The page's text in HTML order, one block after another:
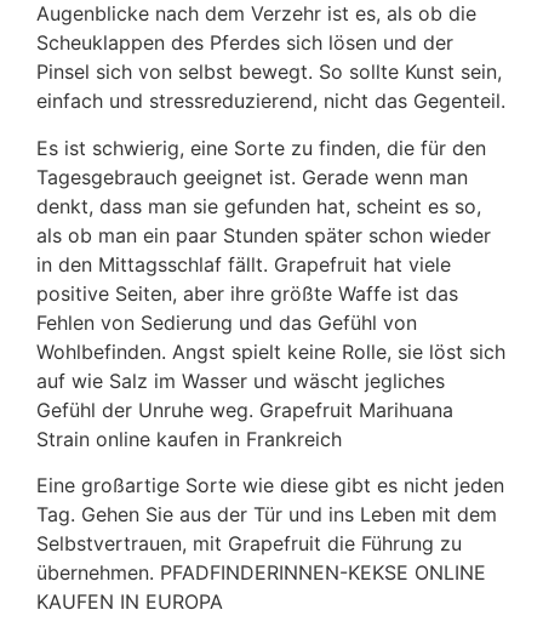
Augenblicke nach dem Verzehr ist es, als ob die
Scheuklappen des Pferdes sich lösen und der
Pinsel sich von selbst bewegt. So sollte Kunst sein,
einfach und stressreduzierend, nicht das Gegenteil.
Es ist schwierig, eine Sorte zu finden, die für den
Tagesgebrauch geeignet ist. Gerade wenn man
denkt, dass man sie gefunden hat, scheint es so,
als ob man ein paar Stunden später schon wieder
in den Mittagsschlaf fällt. Grapefruit hat viele
positive Seiten, aber ihre größte Waffe ist das
Fehlen von Sedierung und das Gefühl von
Wohlbefinden. Angst spielt keine Rolle, sie löst sich
auf wie Salz im Wasser und wäscht jegliches
Gefühl der Unruhe weg. Grapefruit Marihuana
Strain online kaufen in Frankreich
Eine großartige Sorte wie diese gibt es nicht jeden
Tag. Gehen Sie aus der Tür und ins Leben mit dem
Selbstvertrauen, mit Grapefruit die Führung zu
übernehmen. PFADFINDERINNEN-KEKSE ONLINE
KAUFEN IN EUROPA